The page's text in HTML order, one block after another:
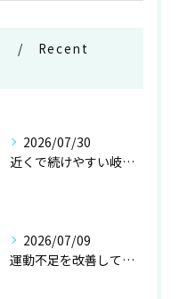
Recent
2026/07/30
近くで続けやすい岐阜の初心者向けパーソナルジム
2026/07/09
運動不足を改善して理想の身体へ｜岐阜で人気の初心者向けパーソナルジム